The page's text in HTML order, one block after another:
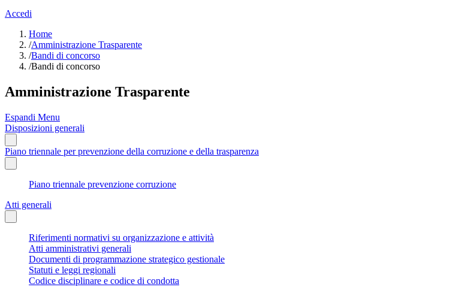
Accedi
Home
/Amministrazione Trasparente
/Bandi di concorso
/Bandi di concorso
Amministrazione Trasparente
Espandi Menu
Disposizioni generali
Piano triennale per prevenzione della corruzione e della trasparenza
Piano triennale prevenzione corruzione
Atti generali
Riferimenti normativi su organizzazione e attività
Atti amministrativi generali
Documenti di programmazione strategico gestionale
Statuti e leggi regionali
Codice disciplinare e codice di condotta